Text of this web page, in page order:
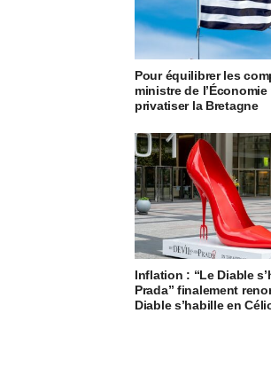
Pour équilibrer les
ministre de
privatiser la Bretagne
Inflation : “Le Diable
Prada” finalement
Diable s’habille en